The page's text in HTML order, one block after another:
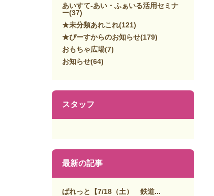
あいすて-あい・ふぁいる活用セミナ
ー(37)
★未分類あれこれ(121)
★ぴーすからのお知らせ(179)
おもちゃ広場(7)
お知らせ(64)
スタッフ
最新の記事
ぱれっと【7/18（土） 鉄道...